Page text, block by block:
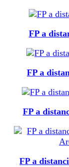
FP a
FP a
FP a
FP a